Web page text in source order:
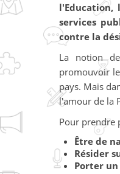
l'Education,
services
contre la
La notion
promouvoir
pays. Mais
l'amour de la
Pour prendre
Être de
Résider
Porter